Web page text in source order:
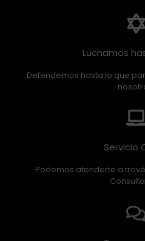
Luchamos
Defendemos hasta lo que
Servicio
Podemos atenderte a